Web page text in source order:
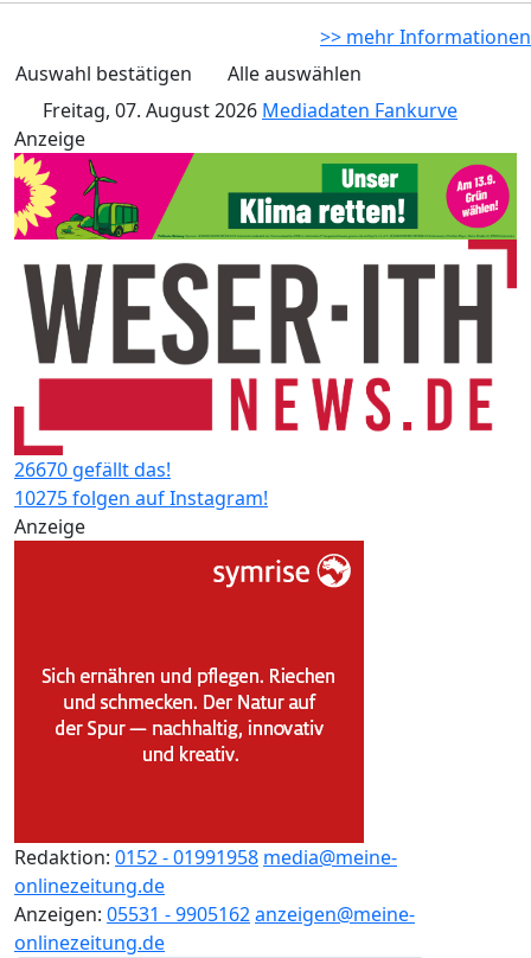
>> mehr Informationen
Auswahl bestätigen
Alle auswählen
Freitag, 07. August 2026 Mediadaten Fankurve
Anzeige
26670 gefällt das!
10275 folgen auf Instagram!
Anzeige
Redaktion: 0152 - 01991958 media@meine-
onlinezeitung.de
Anzeigen: 05531 - 9905162anzeigen@meine-
onlinezeitung.de